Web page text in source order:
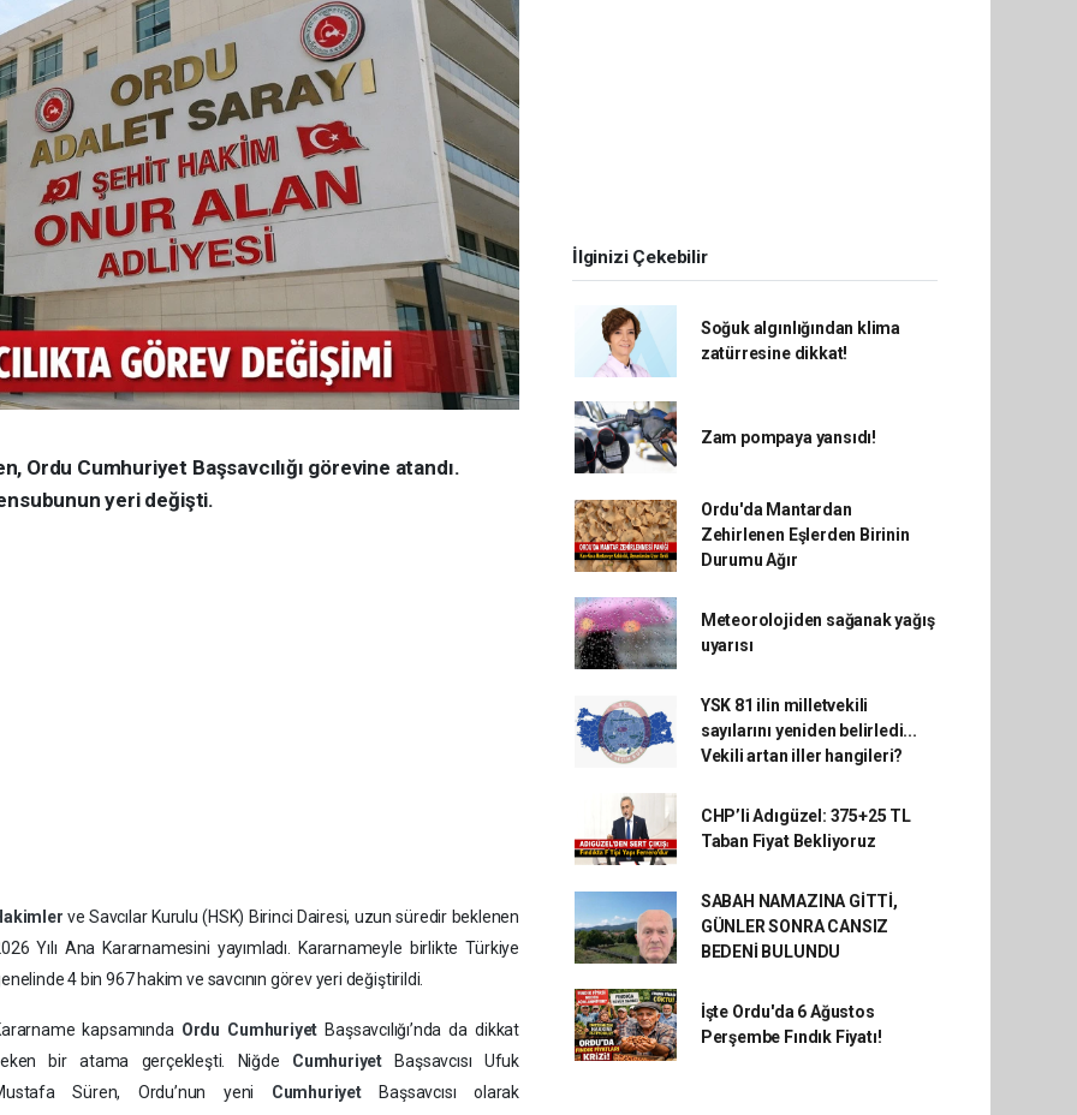
Ordu Cumhuriyet Başsavcılığı görevine atandı.
yeri değişti.
ve Savcılar Kurulu (HSK) Birinci Dairesi, uzun süredir beklenen
Yılı Ana Kararnamesini yayımladı. Kararnameyle birlikte Türkiye
4 bin 967 hakim ve savcının görev yeri değiştirildi.
kapsamında Ordu Cumhuriyet Başsavcılığı’nda da dikkat
bir atama gerçekleşti. Niğde Cumhuriyet
Başsavcısı Ufuk
Süren, Ordu’nun yeni Cumhuriyet Başsavcısı olarak
İlginizi Çekebilir
Soğuk algınlığından klima
zatürresine dikkat!
Zam pompaya yansıdı!
Ordu'da Mantardan
Zehirlenen Eşlerden Birinin
Durumu Ağır
Meteorolojiden sağanak yağış
uyarısı
YSK 81 ilin milletvekili
sayılarını yeniden belirledi...
Vekili artan iller hangileri?
CHP’li Adıgüzel: 375+25 TL
Taban Fiyat Bekliyoruz
SABAH NAMAZINA GİTTİ,
GÜNLER SONRA CANSIZ
BEDENİ BULUNDU
İşte Ordu'da 6 Ağustos
Perşembe Fındık Fiyatı!